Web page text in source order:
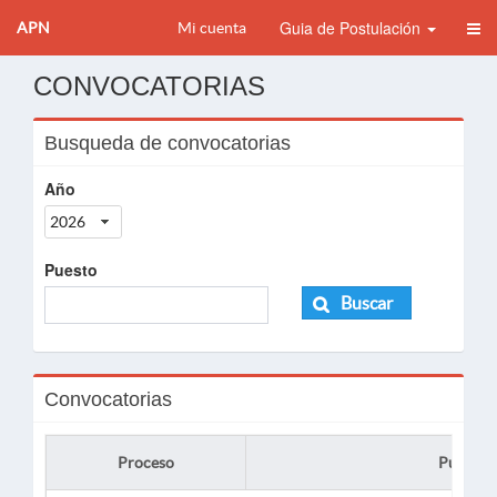
APN Mi cuenta Guia de Postulación
CONVOCATORIAS
Busqueda de convocatorias
Año
2026
Puesto
Buscar
Convocatorias
Proceso Puesto